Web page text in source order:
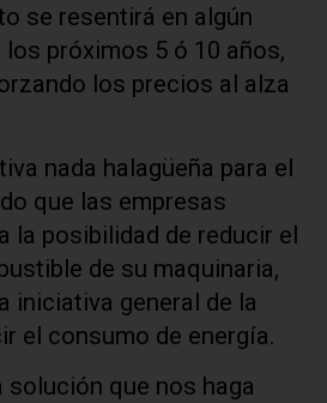
se resentirá en algún
próximos 5 ó 10 años,
los precios al alza
nada halagüeña para el
que las empresas
la posibilidad de reducir el
de su maquinaria,
iniciativa general de la
el consumo de energía.
solución que nos haga